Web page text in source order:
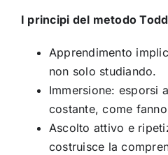
I principi del metodo
Apprendimento
non solo studiando.
Immersione: esporsi
costante, come
Ascolto attivo e
costruisce la